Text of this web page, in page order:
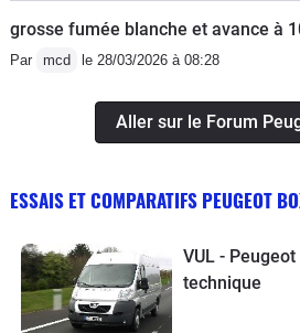
grosse fumée blanche et avance à
Par mcd le 28/03/2026 à 08:28
Aller sur le Forum
ESSAIS ET COMPARATIFS PEUGEOT
VUL -
technique